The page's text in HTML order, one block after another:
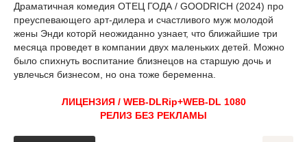
Драматичная комедия ОТЕЦ ГОДА / GOODRICH (2024) про
преуспевающего арт-дилера и счастливого муж молодой
жены Энди которй неожиданно узнает, что ближайшие три
месяца проведет в компании двух маленьких детей. Можно
было спихнуть воспитание близнецов на старшую дочь и
увлечься бизнесом, но она тоже беременна.
ЛИЦЕНЗИЯ / WEB-DLRip+WEB-DL 1080
РЕЛИЗ БЕЗ РЕКЛАМЫ